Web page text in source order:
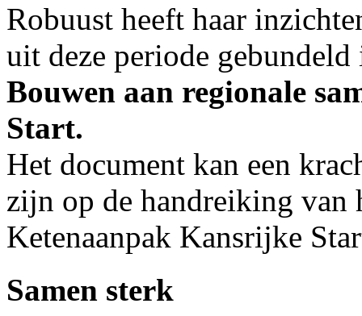
Robuust heeft haar
uit deze periode
Bouwen aan regionale
Start.
Het document kan een
zijn op de handreiking van
Ketenaanpak Kansrijke
Samen sterk